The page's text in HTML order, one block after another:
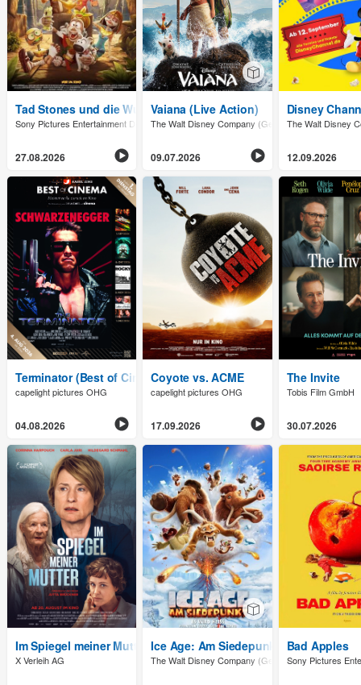
Tad Stones und die Wunderlampe
Sony Pictures Entertainment Deutschland GmbH
27.08.2026
Vaiana (Live Action)
The Walt Disney Company (Germany) GmbH
09.07.2026
Disney
The Walt Disney
12.09.2026
Terminator (Best of Cinema)
capelight pictures OHG
04.08.2026
Coyote vs. ACME
capelight pictures OHG
17.09.2026
The Invite
Tobis Film GmbH
30.07.2026
Im Spiegel meiner Mutter
X Verleih AG
Ice Age: Am Siedepunkt
The Walt Disney Company (Germany) GmbH
Bad Apples
Sony Pictures